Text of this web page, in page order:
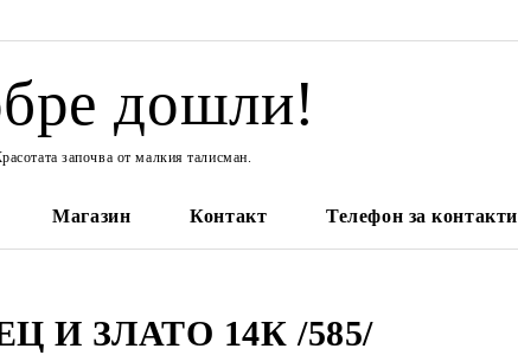
дошли!
започва от малкия талисман.
Магазин Контакт Телефон за контакти
И ЗЛАТО 14К /585/